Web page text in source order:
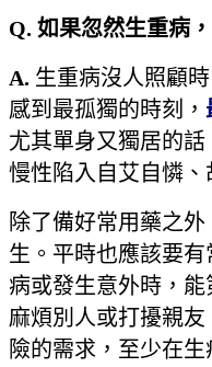
Q. 如果忽然生重病
A. 生重病沒人照顧
感到最孤獨的時刻，
尤其單身又獨居的
慢性陷入自艾自憐、
除了備好常用藥之
生。平時也應該要
病或發生意外時，
麻煩別人或打擾親
險的需求，至少在